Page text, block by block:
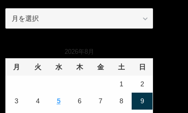
2026年8月
月 火 水 木 金 土 日
1 2
3 4 5 6 7 8 9